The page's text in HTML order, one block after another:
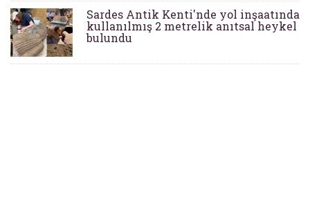
Sardes Antik Kenti'nde yol inşaatında
kullanılmış 2 metrelik anıtsal heykel
bulundu